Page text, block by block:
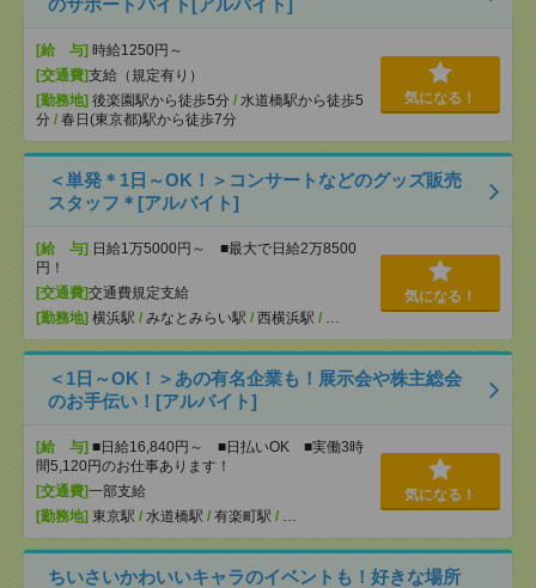
のサポートバイト[アルバイト]
[給 与] 時給1250円～
[交通費]支給（規定有り）
[勤務地] 後楽園駅から徒歩5分 / 水道橋駅から徒歩5
分 / 春日(東京都)駅から徒歩7分
気になる！
＜単発＊1日～OK！＞コンサートなどのグッズ販売
スタッフ＊[アルバイト]
[給 与] 日給1万5000円～ ■最大で日給2万8500
円！
[交通費]交通費規定支給
[勤務地] 横浜駅 / みなとみらい駅 / 西横浜駅 / …
気になる！
＜1日～OK！＞あの有名企業も！展示会や株主総会
のお手伝い！[アルバイト]
[給 与] ■日給16,840円～ ■日払いOK ■実働3時
間5,120円のお仕事あります！
[交通費]一部支給
[勤務地] 東京駅 / 水道橋駅 / 有楽町駅 / …
気になる！
ちいさいかわいいキャラのイベントも！好きな場所